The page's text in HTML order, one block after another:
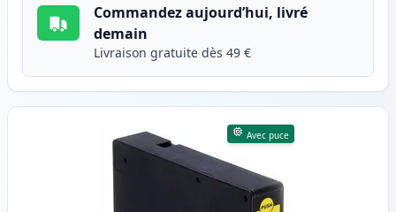
Commandez aujourd’hui, livré
demain
Livraison gratuite dès 49 €
Avec puce